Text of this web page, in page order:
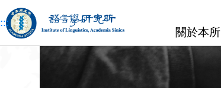
跳到主要內容區塊
:::
關於本所